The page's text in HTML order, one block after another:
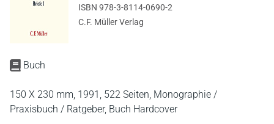
Buch
150 X 230 mm, 1991, 522 Seiten, Monographie /
Praxisbuch / Ratgeber, Buch Hardcover
ISBN 978-3-8114-0690-2
C.F. Müller Verlag